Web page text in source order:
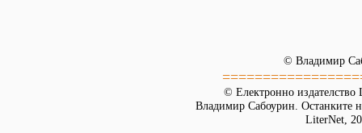
© Владимир
© Електронно издателство
Владимир Сабоурин. Останките
LiterNet,